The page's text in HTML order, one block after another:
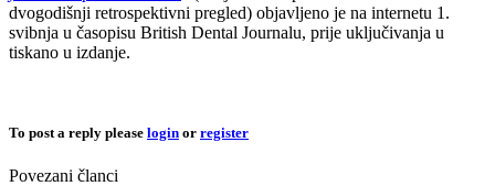
dvogodišnji retrospektivni pregled) objavljeno je na internetu 1.
svibnja u časopisu British Dental Journalu, prije uključivanja u
tiskano u izdanje.
To post a reply please login or register
Povezani članci